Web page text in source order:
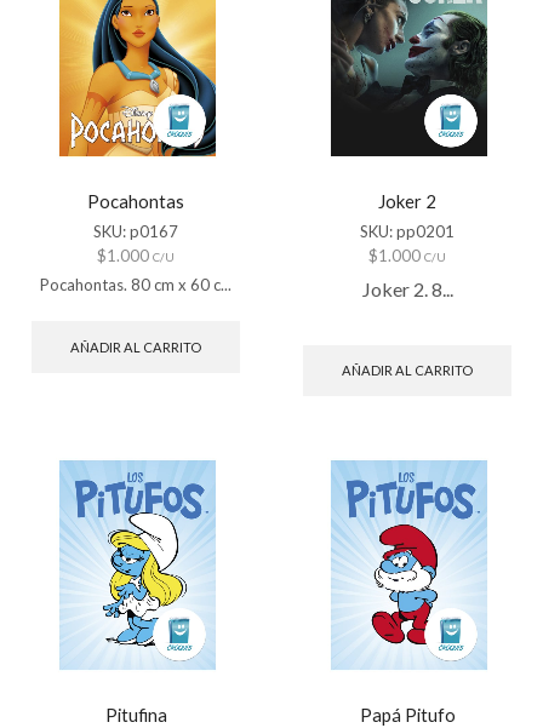
Pocahontas
SKU:p0167
$1.000 C/U
Pocahontas. 80 cm x 60 c...
AÑADIR AL CARRITO
Joker 2
SKU:pp0201
$1.000 C/U
Joker 2. 8...
AÑADIR AL CARRITO
Pitufina Papá Pitufo